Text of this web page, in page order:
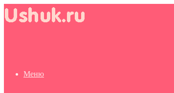
Меню